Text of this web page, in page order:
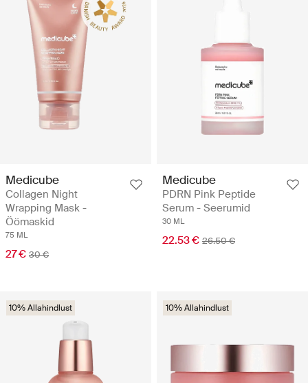
Medicube
Collagen Night
Wrapping Mask -
Öömaskid
75 ML
27 € 30 €
Medicube
PDRN Pink Peptide
Serum - Seerumid
30 ML
22.53 € 26.50 €
10% Allahindlust 10% Allahindlust